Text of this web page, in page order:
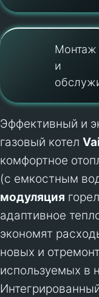
Монтаж
и
Эффективный и
газовый котел
комфортное
(с емкостным
модуляция
адаптивное
экономят
новых и
используемых в